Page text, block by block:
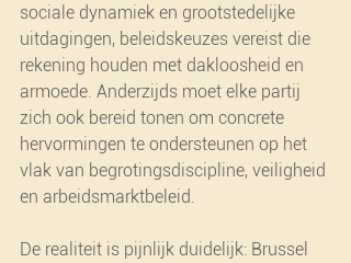
sociale dynamiek en grootstedelijke
uitdagingen, beleidskeuzes vereist die
rekening houden met dakloosheid en
armoede. Anderzijds moet elke partij
zich ook bereid tonen om concrete
hervormingen te ondersteunen op het
vlak van begrotingsdiscipline, veiligheid
en arbeidsmarktbeleid.
De realiteit is pijnlijk duidelijk: Brussel